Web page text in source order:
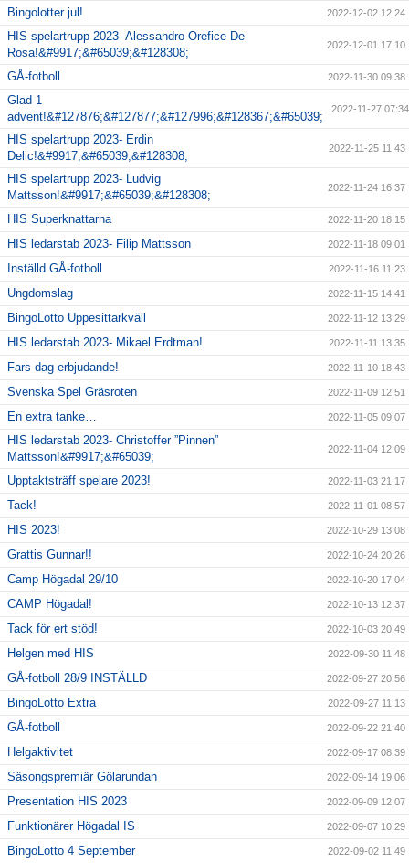
Bingolotter jul! 2022-12-02 12:24
HIS spelartrupp 2023- Alessandro Orefice De
Rosa!&#9917;&#65039;&#128308;
2022-12-01 17:10
GÅ-fotboll 2022-11-30 09:38
Glad 1
advent!&#127876;&#127877;&#127996;&#128367;&#65039;
2022-11-27 07:34
HIS spelartrupp 2023- Erdin
Delic!&#9917;&#65039;&#128308;
2022-11-25 11:43
HIS spelartrupp 2023- Ludvig
Mattsson!&#9917;&#65039;&#128308;
2022-11-24 16:37
HIS Superknattarna 2022-11-20 18:15
HIS ledarstab 2023- Filip Mattsson 2022-11-18 09:01
Inställd GÅ-fotboll 2022-11-16 11:23
Ungdomslag 2022-11-15 14:41
BingoLotto Uppesittarkväll 2022-11-12 13:29
HIS ledarstab 2023- Mikael Erdtman! 2022-11-11 13:35
Fars dag erbjudande! 2022-11-10 18:43
Svenska Spel Gräsroten 2022-11-09 12:51
En extra tanke… 2022-11-05 09:07
HIS ledarstab 2023- Christoffer ”Pinnen”
Mattsson!&#9917;&#65039;
2022-11-04 12:09
Upptaktsträff spelare 2023! 2022-11-03 21:17
Tack! 2022-11-01 08:57
HIS 2023! 2022-10-29 13:08
Grattis Gunnar!! 2022-10-24 20:26
Camp Högadal 29/10 2022-10-20 17:04
CAMP Högadal! 2022-10-13 12:37
Tack för ert stöd! 2022-10-03 20:49
Helgen med HIS 2022-09-30 11:48
GÅ-fotboll 28/9 INSTÄLLD 2022-09-27 20:56
BingoLotto Extra 2022-09-27 11:13
GÅ-fotboll 2022-09-22 21:40
Helgaktivitet 2022-09-17 08:39
Säsongspremiär Gölarundan 2022-09-14 19:06
Presentation HIS 2023 2022-09-09 12:07
Funktionärer Högadal IS 2022-09-07 10:29
BingoLotto 4 September 2022-09-02 11:49